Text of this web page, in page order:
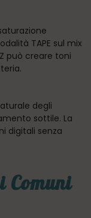
TAPE sul mix
può creare toni
degli
sottile. La
digitali senza
Comuni